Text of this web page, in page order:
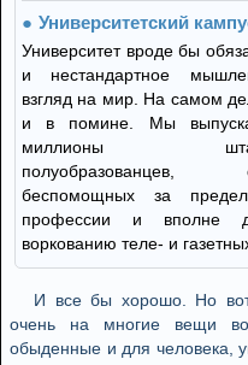
Университетский
Университет вроде бы
и нестандартное
взгляд на мир. На самом
и в помине. Мы
миллионы
полуобразованцев,
беспомощных за
профессии и вполне
воркованию теле- и
И все бы хорошо. Но
очень на многие вещи
обыденные и для человека,